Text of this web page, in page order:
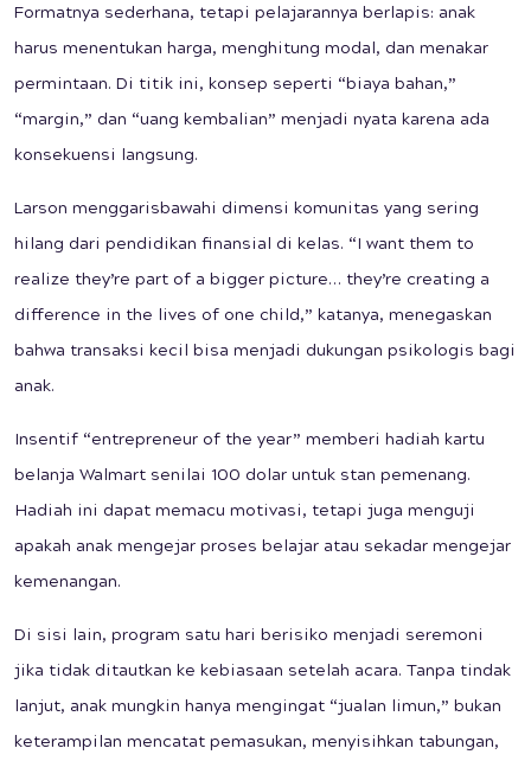
Formatnya sederhana, tetapi pelajarannya berlapis: anak
harus menentukan harga, menghitung modal, dan menakar
permintaan. Di titik ini, konsep seperti “biaya bahan,”
“margin,” dan “uang kembalian” menjadi nyata karena ada
konsekuensi langsung.
Larson menggarisbawahi dimensi komunitas yang sering
hilang dari pendidikan finansial di kelas. “I want them to
realize they’re part of a bigger picture… they’re creating a
difference in the lives of one child,” katanya, menegaskan
bahwa transaksi kecil bisa menjadi dukungan psikologis bagi
anak.
Insentif “entrepreneur of the year” memberi hadiah kartu
belanja Walmart senilai 100 dolar untuk stan pemenang.
Hadiah ini dapat memacu motivasi, tetapi juga menguji
apakah anak mengejar proses belajar atau sekadar mengejar
kemenangan.
Di sisi lain, program satu hari berisiko menjadi seremoni
jika tidak ditautkan ke kebiasaan setelah acara. Tanpa tindak
lanjut, anak mungkin hanya mengingat “jualan limun,” bukan
keterampilan mencatat pemasukan, menyisihkan tabungan,